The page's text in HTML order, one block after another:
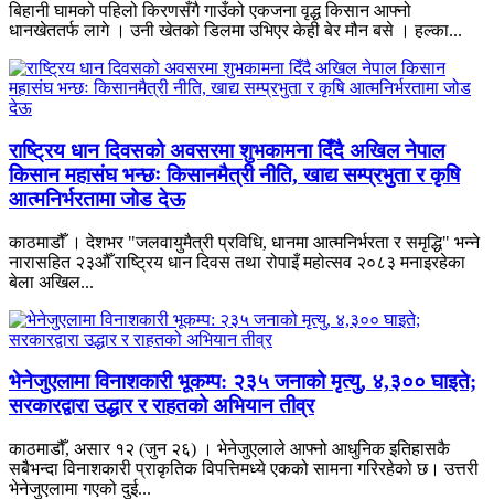
बिहानी घामको पहिलो किरणसँगै गाउँको एकजना वृद्ध किसान आफ्नो
धानखेततर्फ लागे । उनी खेतको डिलमा उभिएर केही बेर मौन बसे । हल्का...
राष्ट्रिय धान दिवसको अवसरमा शुभकामना दिँदै अखिल नेपाल
किसान महासंघ भन्छः किसानमैत्री नीति, खाद्य सम्प्रभुता र कृषि
आत्मनिर्भरतामा जोड देऊ
काठमाडौँ । देशभर "जलवायुमैत्री प्रविधि, धानमा आत्मनिर्भरता र समृद्धि" भन्ने
नारासहित २३औँ राष्ट्रिय धान दिवस तथा रोपाइँ महोत्सव २०८३ मनाइरहेका
बेला अखिल...
भेनेजुएलामा विनाशकारी भूकम्प: २३५ जनाको मृत्यु, ४,३०० घाइते;
सरकारद्वारा उद्धार र राहतको अभियान तीव्र
काठमाडौँ, असार १२ (जुन २६) । भेनेजुएलाले आफ्नो आधुनिक इतिहासकै
सबैभन्दा विनाशकारी प्राकृतिक विपत्तिमध्ये एकको सामना गरिरहेको छ। उत्तरी
भेनेजुएलामा गएको दुई...